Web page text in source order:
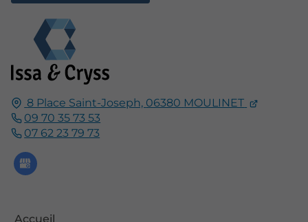
8 Place Saint-Joseph, 06380 MOULINET
09 70 35 73 53
07 62 23 79 73
Accueil